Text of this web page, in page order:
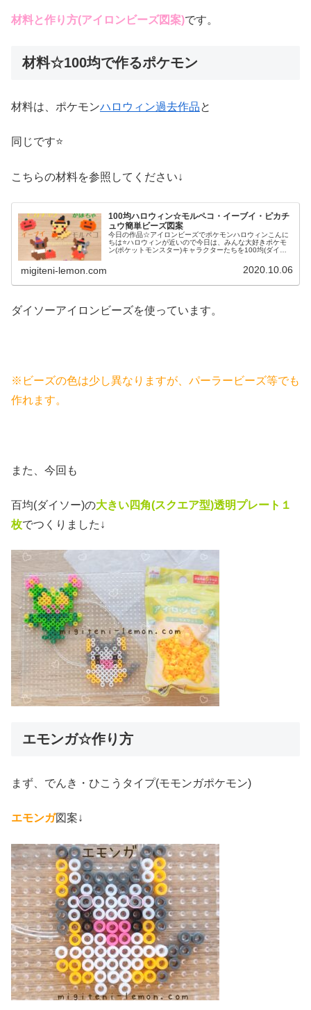
材料と作り方(アイロンビーズ図案)です。
材料☆100均で作るポケモン
材料は、ポケモンハロウィン過去作品と
同じです⭐
こちらの材料を参照してください↓
100均ハロウィン☆モルペコ・イーブイ・ピカチ
ュウ簡単ビーズ図案
今日の作品☆アイロンビーズでポケモンハロウィンこんに
ちは⭐ハロウィンが近いので今日は、みんな大好きポケモ
ン(ポケットモンスター)キャラクターたちを100均(ダイソ
migiteni-lemon.com 2020.10.06
ダイソーアイロンビーズを使っています。
※ビーズの色は少し異なりますが、パーラービーズ等でも
作れます。
また、今回も
百均(ダイソー)の大きい四角(スクエア型)透明プレート１
枚でつくりました↓
エモンガ☆作り方
まず、でんき・ひこうタイプ(モモンガポケモン)
エモンガ図案↓